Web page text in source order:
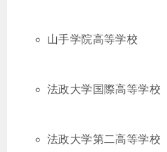
山手学院高等学校
法政大学国際高等学校
法政大学第二高等学校